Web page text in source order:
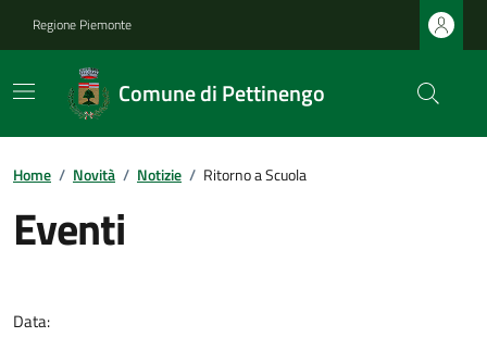
Regione Piemonte
Comune di Pettinengo
Home / Novità / Notizie / Ritorno a Scuola
Eventi
Data: